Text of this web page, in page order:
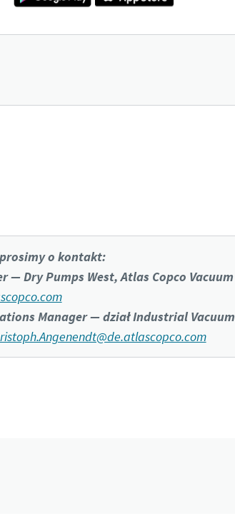
o kontakt:
— Dry Pumps West, Atlas Copco Vacuum
Manager — dział Industrial Vacuum